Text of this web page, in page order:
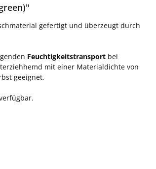
gefertigt und überzeugt durch
Feuchtigkeitstransport bei
mit einer Materialdichte von
geeignet.